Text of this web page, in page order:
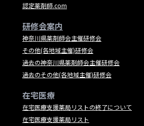
認定薬剤師.com
研修会案内
神奈川県薬剤師会主催研修会
その他(各地域主催)研修会
過去の神奈川県薬剤師会主催研修会
過去のその他(各地域主催)研修会
在宅医療
在宅医療支援薬局リストの終了について
在宅医療支援薬局リスト